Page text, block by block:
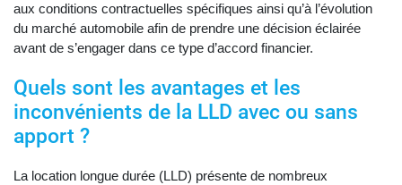
aux conditions contractuelles spécifiques ainsi qu’à l’évolution
du marché automobile afin de prendre une décision éclairée
avant de s’engager dans ce type d’accord financier.
Quels sont les avantages et les
inconvénients de la LLD avec ou sans
apport ?
La location longue durée (LLD) présente de nombreux